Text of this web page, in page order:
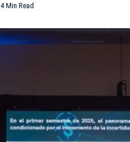
4 Min Read